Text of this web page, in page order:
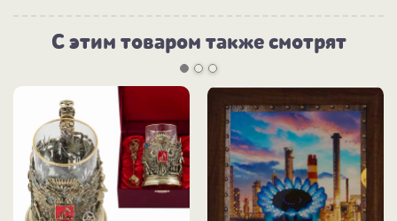
С этим товаром также смотрят